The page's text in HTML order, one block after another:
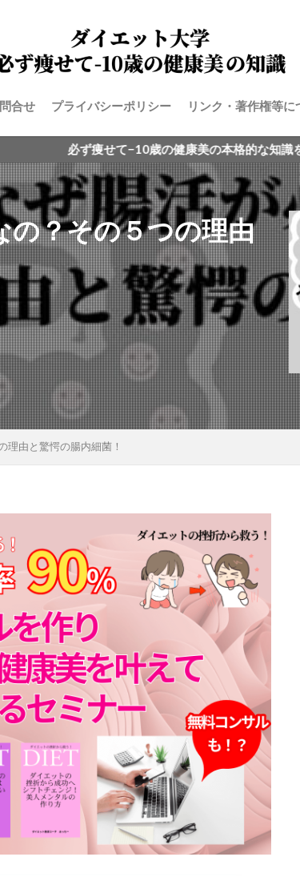
合せ プライバシーポリシー リンク・著作権等に
痩せて−10歳の健康美の本格的な知識を手に入れる！
の？その５つの理由
理由と驚愕の腸内細菌！